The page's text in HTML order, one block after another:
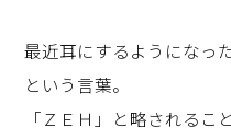
最近耳にするようになっ
という言葉。
「ＺＥＨ」と略されるこ